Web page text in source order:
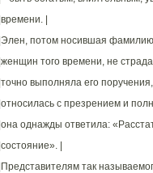
|времени. |
|Элен, потом носившая
|женщин того времени, не
|точно выполняла его
|относилась с презрением и
|она однажды ответила:
|состояние». |
|Представителям так